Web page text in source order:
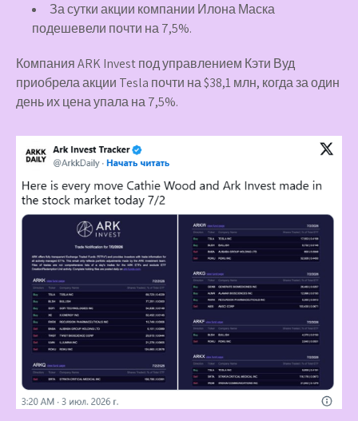
За сутки акции компании Илона Маска
подешевели почти на 7,5%.
Компания ARK Invest под управлением Кэти Вуд
приобрела акции Tesla почти на $38,1 млн, когда за один
день их цена упала на 7,5%.